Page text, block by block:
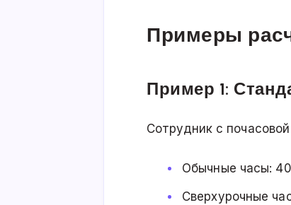
Примеры
Пример 1:
Сотрудник с
Обычные часы: 40
Сверхурочные